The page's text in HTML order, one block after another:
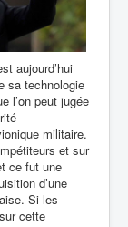
aujourd’hui
sa technologie
l’on peut jugée
militaire.
et sur
ce fut une
d’une
Si les
cette